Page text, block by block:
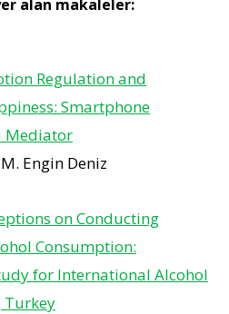
alan makaleler:
Regulation and
Smartphone
Mediator
Engin Deniz
on Conducting
Consumption:
for International Alcohol
Turkey